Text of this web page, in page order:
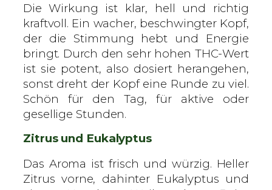
Die Wirkung ist klar, hell und richtig
kraftvoll. Ein wacher, beschwingter Kopf,
der die Stimmung hebt und Energie
bringt. Durch den sehr hohen THC-Wert
ist sie potent, also dosiert herangehen,
sonst dreht der Kopf eine Runde zu viel.
Schön für den Tag, für aktive oder
gesellige Stunden.
Zitrus und Eukalyptus
Das Aroma ist frisch und würzig. Heller
Zitrus vorne, dahinter Eukalyptus und